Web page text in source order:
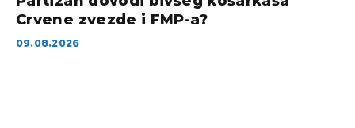
Crvene zvezde i FMP-a?
09.08.2026